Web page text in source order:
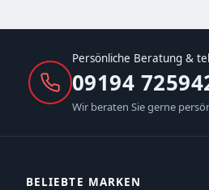
Persönliche Beratung &
09194
Wir beraten Sie gerne
BELIEBTE MARKEN